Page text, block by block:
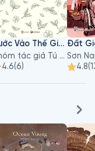
Bước Vào Thế Giới Trà
Nhóm tác giả Tú Oanh, Thanh Huyền, Kim Quý
4.6(6)
Sơn
4.8(